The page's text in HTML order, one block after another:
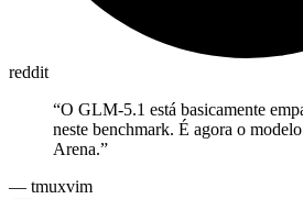
reddit
“O GLM-5.1 está basicamente
neste benchmark. É agora o
Arena.”
— tmuxvim